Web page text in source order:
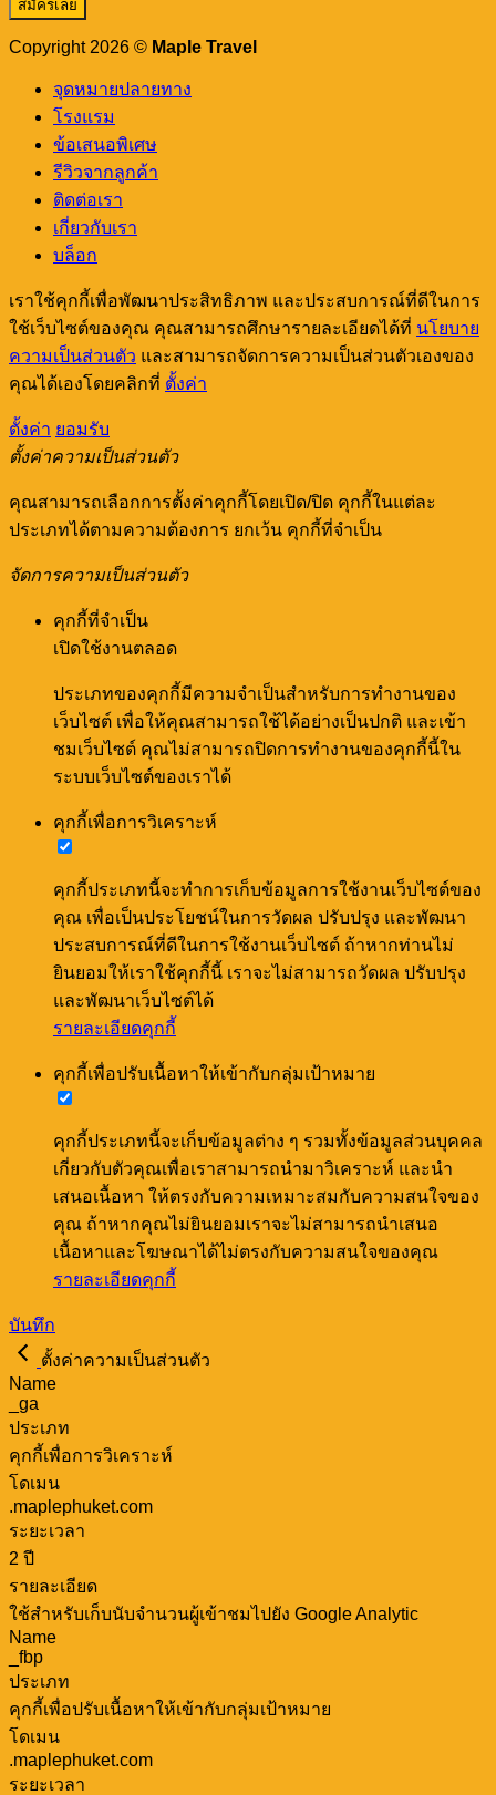
เขา
หลัก Check
Copyright 2026 © Maple Travel
จุดหมายปลายทาง
โรงแรม
ข้อเสนอพิเศษ
รีวิวจากลูกค้า
ติดต่อเรา
เกี่ยวกับเรา
บล็อก
เราใช้คุกกี้เพื่อพัฒนาประสิทธิภาพ และประสบการณ์ที่ดีในการ
ใช้เว็บไซต์ของคุณ คุณสามารถศึกษารายละเอียดได้ที่ นโยบาย
ความเป็นส่วนตัว และสามารถจัดการความเป็นส่วนตัวเองของ
คุณได้เองโดยคลิกที่ ตั้งค่า
ตั้งค่า ยอมรับ
ตั้งค่าความเป็นส่วนตัว
คุณสามารถเลือกการตั้งค่าคุกกี้โดยเปิด/ปิด คุกกี้ในแต่ละ
ประเภทได้ตามความต้องการ ยกเว้น คุกกี้ที่จำเป็น
จัดการความเป็นส่วนตัว
คุกกี้ที่จำเป็น
เปิดใช้งานตลอด
ประเภทของคุกกี้มีความจำเป็นสำหรับการทำงานของ
เว็บไซต์ เพื่อให้คุณสามารถใช้ได้อย่างเป็นปกติ และเข้า
ชมเว็บไซต์ คุณไม่สามารถปิดการทำงานของคุกกี้นี้ใน
ระบบเว็บไซต์ของเราได้
คุกกี้เพื่อการวิเคราะห์
คุกกี้ประเภทนี้จะทำการเก็บข้อมูลการใช้งานเว็บไซต์ของ
คุณ เพื่อเป็นประโยชน์ในการวัดผล ปรับปรุง และพัฒนา
ประสบการณ์ที่ดีในการใช้งานเว็บไซต์ ถ้าหากท่านไม่
ยินยอมให้เราใช้คุกกี้นี้ เราจะไม่สามารถวัดผล ปรับปรุง
และพัฒนาเว็บไซต์ได้
รายละเอียดคุกกี้
คุกกี้เพื่อปรับเนื้อหาให้เข้ากับกลุ่มเป้าหมาย
คุกกี้ประเภทนี้จะเก็บข้อมูลต่าง ๆ รวมทั้งข้อมูลส่วนบุคคล
เกี่ยวกับตัวคุณเพื่อเราสามารถนำมาวิเคราะห์ และนำ
เสนอเนื้อหา ให้ตรงกับความเหมาะสมกับความสนใจของ
คุณ ถ้าหากคุณไม่ยินยอมเราจะไม่สามารถนำเสนอ
เนื้อหาและโฆษณาได้ไม่ตรงกับความสนใจของคุณ
รายละเอียดคุกกี้
บันทึก
ตั้งค่าความเป็นส่วนตัว
Name
_ga
ประเภท
คุกกี้เพื่อการวิเคราะห์
โดเมน
.maplephuket.com
ระยะเวลา
2 ปี
รายละเอียด
ใช้สำหรับเก็บนับจำนวนผู้เข้าชมไปยัง Google Analytic
Name
_fbp
ประเภท
คุกกี้เพื่อปรับเนื้อหาให้เข้ากับกลุ่มเป้าหมาย
โดเมน
.maplephuket.com
ระยะเวลา